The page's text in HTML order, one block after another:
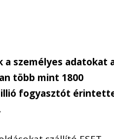
a személyes adatokat
több mint 1800
fogyasztót